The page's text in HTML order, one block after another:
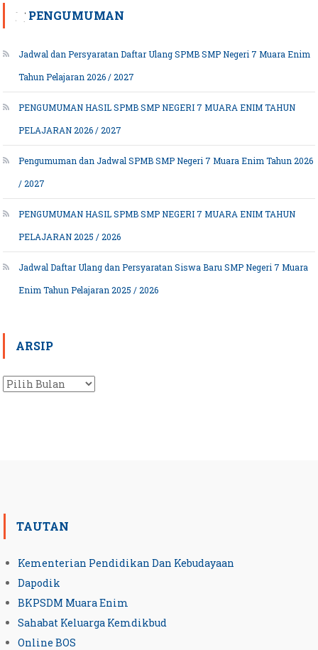
PENGUMUMAN
Jadwal dan Persyaratan Daftar Ulang SPMB SMP Negeri 7 Muara Enim
Tahun Pelajaran 2026 / 2027
PENGUMUMAN HASIL SPMB SMP NEGERI 7 MUARA ENIM TAHUN
PELAJARAN 2026 / 2027
Pengumuman dan Jadwal SPMB SMP Negeri 7 Muara Enim Tahun 2026
/ 2027
PENGUMUMAN HASIL SPMB SMP NEGERI 7 MUARA ENIM TAHUN
PELAJARAN 2025 / 2026
Jadwal Daftar Ulang dan Persyaratan Siswa Baru SMP Negeri 7 Muara
Enim Tahun Pelajaran 2025 / 2026
ARSIP
Arsip
TAUTAN
Kementerian Pendidikan Dan Kebudayaan
Dapodik
BKPSDM Muara Enim
Sahabat Keluarga Kemdikbud
Online BOS